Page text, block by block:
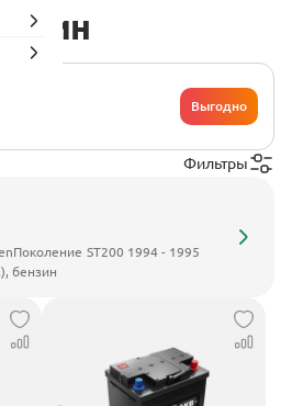
Выгодно
Фильтры
Поколение ST200 1994 - 1995
бензин